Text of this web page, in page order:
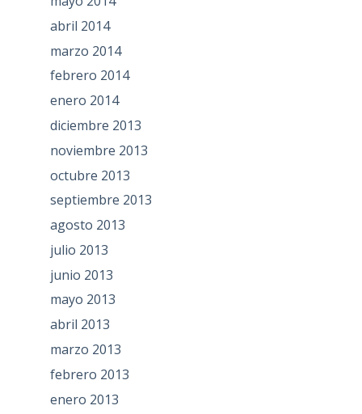
abril 2014
marzo 2014
febrero 2014
enero 2014
diciembre 2013
noviembre 2013
octubre 2013
septiembre 2013
agosto 2013
julio 2013
junio 2013
mayo 2013
abril 2013
marzo 2013
febrero 2013
enero 2013